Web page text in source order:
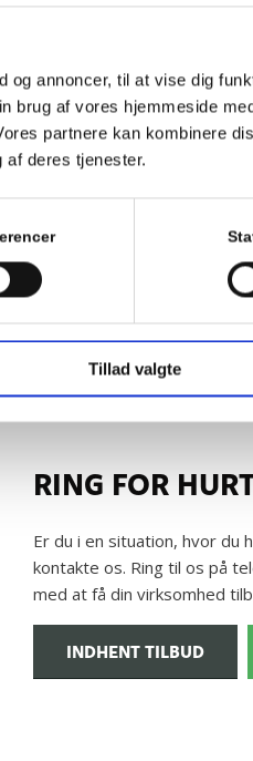
og annoncer, til at vise dig
brug af vores hjemmeside
partnere kan kombinere
af deres tjenester.
Tillad valgte
RING FOR
Er du i en situation, hvor du
kontakte os. Ring til os på
med at få din virksomhed
INDHENT TILBUD